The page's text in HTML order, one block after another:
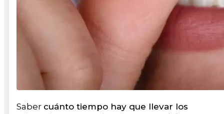
Saber cuánto tiempo hay que llevar los